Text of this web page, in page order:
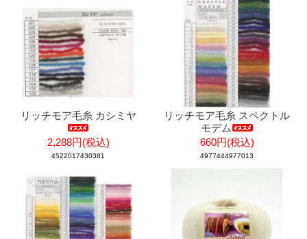
リッチモア毛糸 カシミヤ
2,288円(税込)
4522017430381
リッチモア毛糸 スペクトル
モデム
660円(税込)
4977444977013